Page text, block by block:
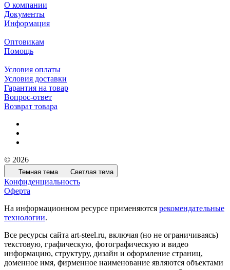
О компании
Документы
Информация
Оптовикам
Помощь
Условия оплаты
Условия доставки
Гарантия на товар
Вопрос-ответ
Возврат товара
© 2026
Темная тема Светлая тема
Конфиденциальность
Оферта
На информационном ресурсе применяются рекомендательные
технологии.
Все ресурсы сайта art-steel.ru, включая (но не ограничиваясь)
текстовую, графическую, фотографическую и видео
информацию, структуру, дизайн и оформление страниц,
доменное имя, фирменное наименование являются объектами